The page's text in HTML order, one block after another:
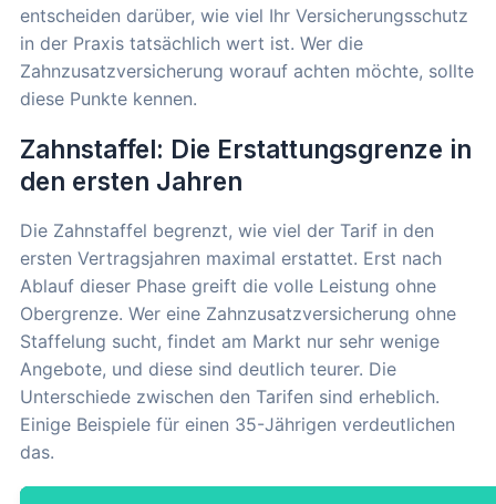
entscheiden darüber, wie viel Ihr Versicherungsschutz
in der Praxis tatsächlich wert ist. Wer die
Zahnzusatzversicherung worauf achten möchte, sollte
diese Punkte kennen.
Zahnstaffel: Die Erstattungsgrenze in
den ersten Jahren
Die Zahnstaffel begrenzt, wie viel der Tarif in den
ersten Vertragsjahren maximal erstattet. Erst nach
Ablauf dieser Phase greift die volle Leistung ohne
Obergrenze. Wer eine Zahnzusatzversicherung ohne
Staffelung sucht, findet am Markt nur sehr wenige
Angebote, und diese sind deutlich teurer. Die
Unterschiede zwischen den Tarifen sind erheblich.
Einige Beispiele für einen 35-Jährigen verdeutlichen
das.